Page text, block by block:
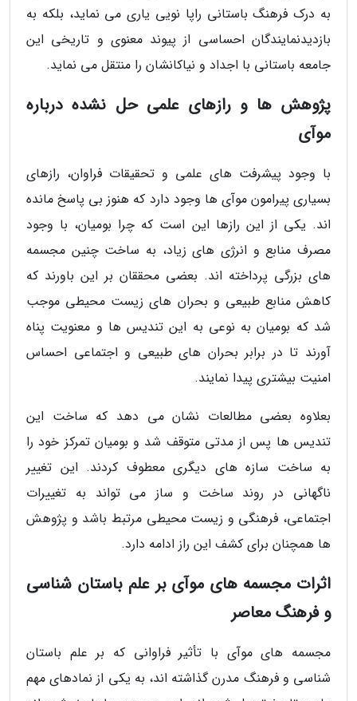
به درک فرهنگ باستانی راپا نویی یاری می نماید، بلکه به
بازدیدنمایندگان احساسی از پیوند معنوی و تاریخی این
جامعه باستانی با اجداد و نیاکانشان را منتقل می نماید.
پژوهش ها و رازهای علمی حل نشده درباره
موآی
با وجود پیشرفت های علمی و تحقیقات فراوان، رازهای
بسیاری پیرامون موآی ها وجود دارد که هنوز بی پاسخ مانده
اند. یکی از این رازها این است که چرا بومیان، با وجود
مصرف منابع و انرژی های زیاد، به ساخت چنین مجسمه
های بزرگی پرداخته اند. بعضی محققان بر این باورند که
کاهش منابع طبیعی و بحران های زیست محیطی موجب
شد که بومیان به نوعی به این تندیس ها و معنویت پناه
آورند تا در برابر بحران های طبیعی و اجتماعی احساس
امنیت بیشتری پیدا نمایند.
بعلاوه بعضی مطالعات نشان می دهد که ساخت این
تندیس ها پس از مدتی متوقف شد و بومیان تمرکز خود را
به ساخت سازه های دیگری معطوف کردند. این تغییر
ناگهانی در روند ساخت و ساز می تواند به تغییرات
اجتماعی، فرهنگی و زیست محیطی مرتبط باشد و پژوهش
ها همچنان برای کشف این راز ادامه دارد.
اثرات مجسمه های موآی بر علم باستان شناسی
و فرهنگ معاصر
مجسمه های موآی با تأثیر فراوانی که بر علم باستان
شناسی و فرهنگ مدرن گذاشته اند، به یکی از نمادهای مهم